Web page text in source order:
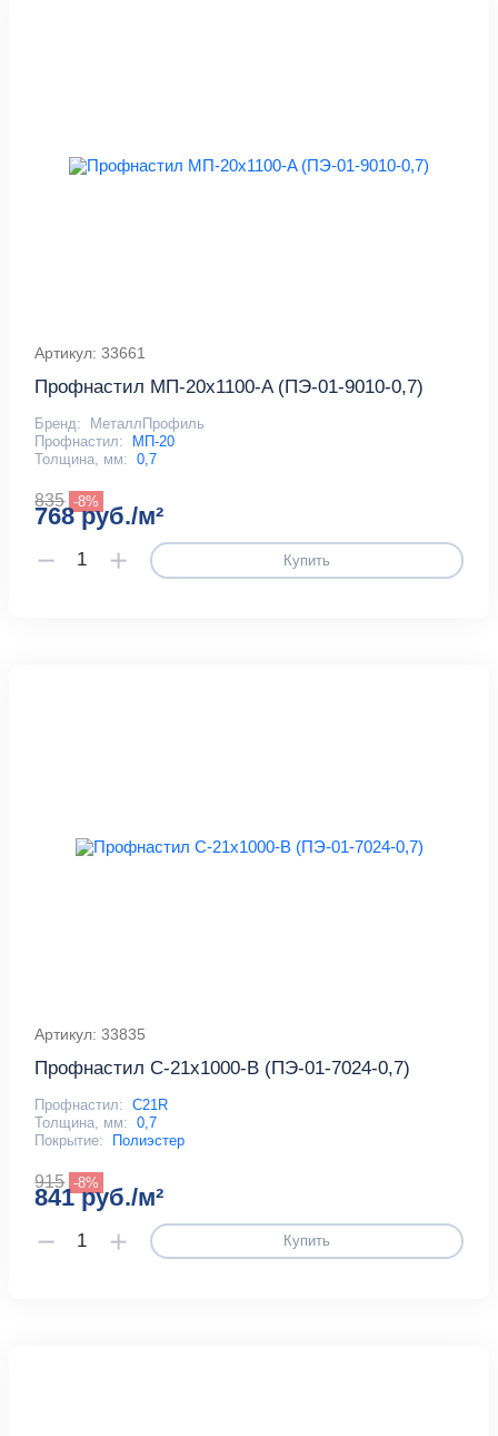
Артикул: 33661
Профнастил МП-20x1100-A (ПЭ-01-9010-0,7)
Бренд:
МеталлПрофиль
Профнастил:
МП-20
Толщина, мм: 0,7
835 -8%
768 руб./м²
Купить
Артикул: 33835
Профнастил С-21x1000-B (ПЭ-01-7024-0,7)
Профнастил: С21R
Толщина, мм: 0,7
Покрытие:
Полиэстер
915 -8%
841 руб./м²
Купить